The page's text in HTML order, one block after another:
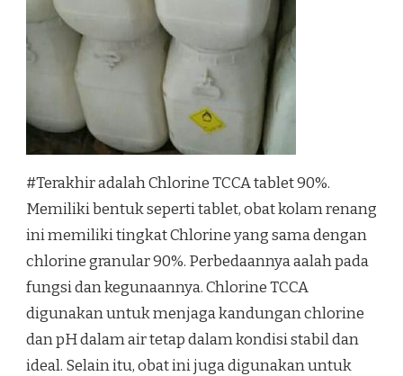
#Terakhir adalah Chlorine TCCA tablet 90%.
Memiliki bentuk seperti tablet, obat kolam renang
ini memiliki tingkat Chlorine yang sama dengan
chlorine granular 90%. Perbedaannya aalah pada
fungsi dan kegunaannya. Chlorine TCCA
digunakan untuk menjaga kandungan chlorine
dan pH dalam air tetap dalam kondisi stabil dan
ideal. Selain itu, obat ini juga digunakan untuk